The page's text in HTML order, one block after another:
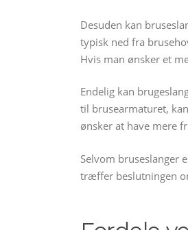
Desuden kan
typisk ned fra
Hvis man ønsker et
Endelig kan
til brusearmaturet,
ønsker at have mere
Selvom bruseslanger
træffer beslutningen